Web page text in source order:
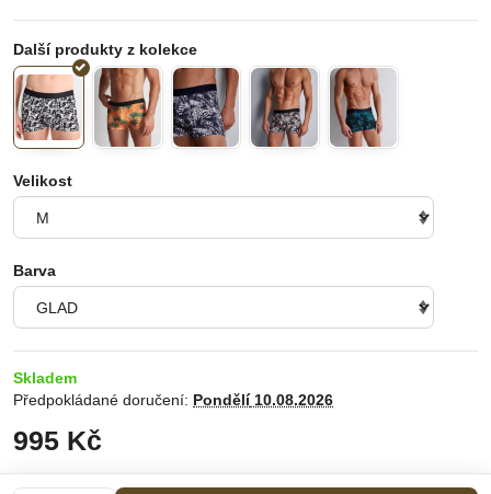
Velikost
Barva
Skladem
Předpokládané doručení: Pondělí10.08.2026
995 Kč